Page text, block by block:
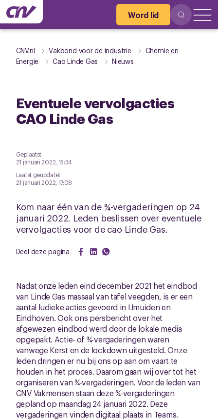
Word lid
CNV.nl Vakbond voor de industrie
Chemie en
Energie
Cao Linde Gas Nieuws
Eventuele vervolgacties
CAO Linde Gas
Geplaatst
21 januari 2022, 15:34
Laatst geüpdatet
21 januari 2022, 17:08
Kom naar één van de ¾-vergaderingen op 24
januari 2022. Leden beslissen over eventuele
vervolgacties voor de cao Linde Gas.
Deel deze pagina
Nadat onze leden eind december 2021 het eindbod
van Linde Gas massaal van tafel veegden, is er een
aantal ludieke acties gevoerd in IJmuiden en
Eindhoven. Ook ons persbericht over het
afgewezen eindbod werd door de lokale media
opgepakt. Actie- of ¾-vergaderingen waren
vanwege Kerst en de lockdown uitgesteld. Onze
leden dringen er nu bij ons op aan om vaart te
houden in het proces. Daarom gaan wij over tot het
organiseren van ¾-vergaderingen. Voor de leden van
CNV Vakmensen staan deze ¾-vergaderingen
gepland op maandag 24 januari 2022. Deze
vergaderingen vinden digitaal plaats in Teams.